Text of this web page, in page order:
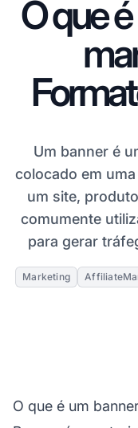
O que
Um banner é
colocado em
um site,
comumente
para gerar
Marketing
O que é um